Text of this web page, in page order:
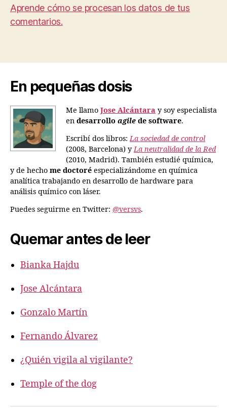
Aprende cómo se procesan los datos de tus
comentarios.
En pequeñas dosis
Me llamo Jose Alcántara y soy especialista
en desarrollo agile de software.
Escribí dos libros:La sociedad de control
(2008, Barcelona) yLa neutralidad de la Red
(2010, Madrid). También estudié química,
y de hecho me doctoré especializándome en química
analítica trabajando en desarrollo de hardware para
análisis químico con láser.
Puedes seguirme en Twitter: @versvs.
Quemar antes de leer
Bianka Hajdu
Jose Alcántara
Gonzalo Martín
Fernando Álvarez
¿Quién vigila al vigilante?
Temple of the dog